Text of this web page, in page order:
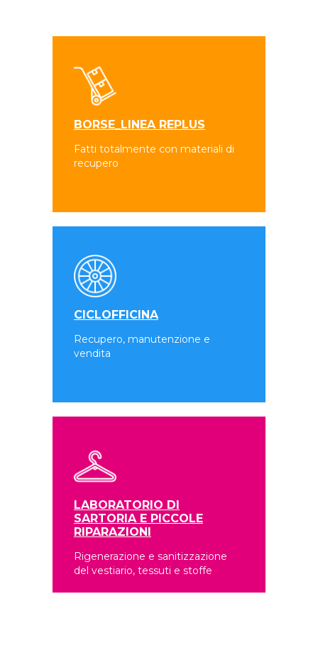
BORSE_LINEA REPLUS
Fatti totalmente con materiali di
recupero
CICLOFFICINA
Recupero, manutenzione e
vendita
LABORATORIO DI
SARTORIA E PICCOLE
RIPARAZIONI
Rigenerazione e sanitizzazione
del vestiario, tessuti e stoffe